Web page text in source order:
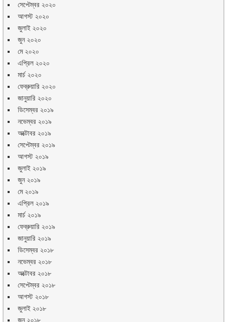
সেপ্টেম্বর ২০২০
আগস্ট ২০২০
জুলাই ২০২০
জুন ২০২০
মে ২০২০
এপ্রিল ২০২০
মার্চ ২০২০
ফেব্রুয়ারি ২০২০
জানুয়ারি ২০২০
ডিসেম্বর ২০১৯
নভেম্বর ২০১৯
অক্টোবর ২০১৯
সেপ্টেম্বর ২০১৯
আগস্ট ২০১৯
জুলাই ২০১৯
জুন ২০১৯
মে ২০১৯
এপ্রিল ২০১৯
মার্চ ২০১৯
ফেব্রুয়ারি ২০১৯
জানুয়ারি ২০১৯
ডিসেম্বর ২০১৮
নভেম্বর ২০১৮
অক্টোবর ২০১৮
সেপ্টেম্বর ২০১৮
আগস্ট ২০১৮
জুলাই ২০১৮
জুন ২০১৮